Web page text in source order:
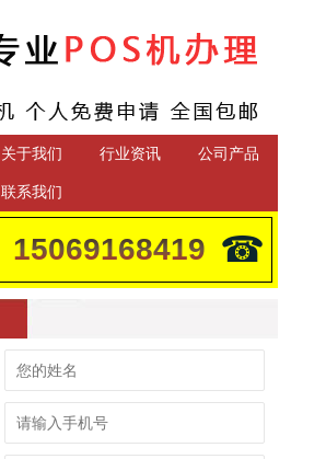
关于我们 行业资讯 公司产品
联系我们
15069168419 ☎